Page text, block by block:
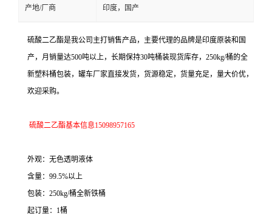
产地/厂商 印度，国产
硫酸二乙酯是我公司主打销售产品，主要代理的品牌是印度原装和国
产，月销量达500吨以上，长期保持30吨桶装现货库存，250kg/桶的全
新塑料桶包装，罐车厂家直接发货，货源稳定，货量充足，量大价优，
欢迎采购。
硫酸二乙酯基本信息15098957165
外观：无色透明液体
含量：99.5%以上
包装：250kg/桶全新铁桶
起订量：1桶